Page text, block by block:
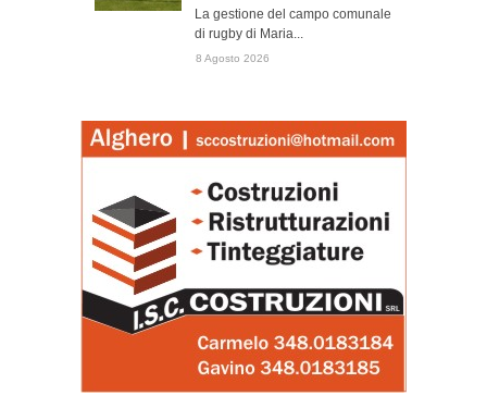
La gestione del campo comunale
di rugby di Maria...
8 Agosto 2026